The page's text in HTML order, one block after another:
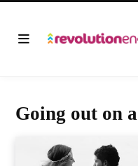
Going out on